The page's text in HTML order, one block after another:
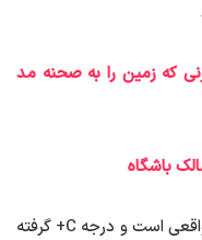
که زمین را به صحنه مد
باشگاه
اما از نظر بارسلونا این انتقال یک هشدار واقعی است و درجه C+ گرفته